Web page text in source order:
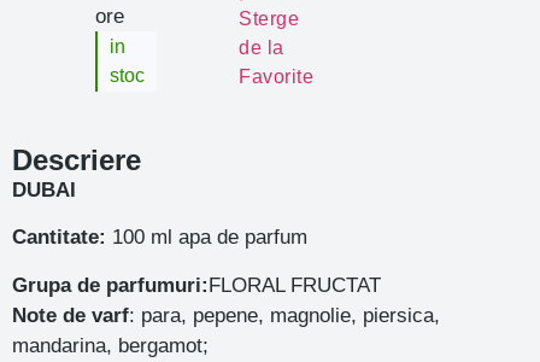
ore
in
stoc
Sterge
de la
Favorite
Descriere
DUBAI
Cantitate: 100 ml apa de parfum
Grupa de parfumuri:FLORAL FRUCTAT
Note de varf: para, pepene, magnolie, piersica,
mandarina, bergamot;